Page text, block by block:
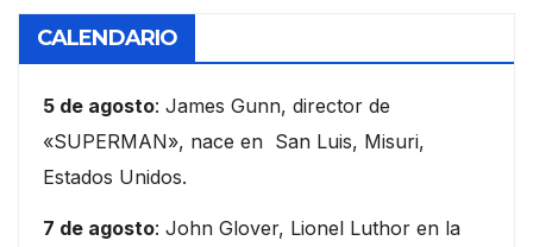
CALENDARIO
5 de agosto: James Gunn, director de
«SUPERMAN», nace en San Luis, Misuri,
Estados Unidos.
7 de agosto: John Glover, Lionel Luthor en la